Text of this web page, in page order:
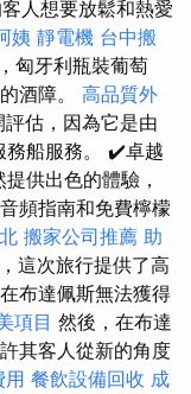
人想要放鬆和熱愛
姨 靜電機 台中搬
匈牙利瓶裝葡萄
酒障。 高品質外
估，因為它是由
務船服務。 ✔️卓越
供出色的體驗，
頻指南和免費檸檬
搬家公司推薦 助
這次旅行提供了高
布達佩斯無法獲得
項目 然後，在布達
其客人從新的角度
用 餐飲設備回收 成